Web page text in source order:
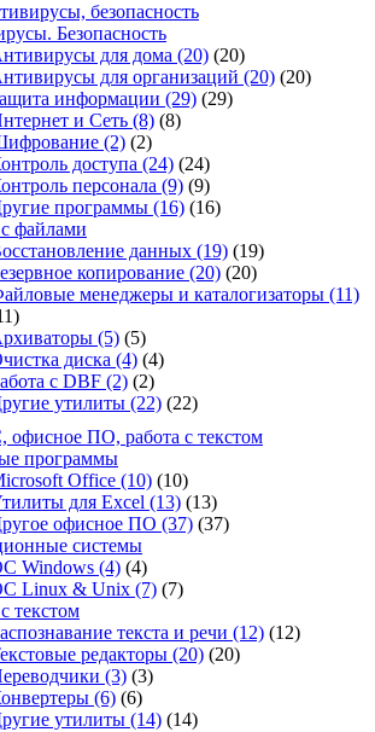
безопасность
Безопасность
для дома (20) (20)
для организаций (20) (20)
информации (29) (29)
и Сеть (8) (8)
(2) (2)
доступа (24) (24)
персонала (9) (9)
программы (16) (16)
файлами
данных (19) (19)
копирование (20) (20)
менеджеры и каталогизаторы (11)
(5) (5)
диска (4) (4)
с DBF (2) (2)
утилиты (22) (22)
офисное ПО, работа с текстом
программы
Office (10) (10)
для Excel (13) (13)
офисное ПО (37) (37)
системы
Windows (4) (4)
Linux & Unix (7) (7)
текстом
текста и речи (12) (12)
редакторы (20) (20)
(3) (3)
(6) (6)
утилиты (14) (14)